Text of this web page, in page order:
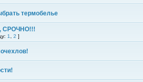
термобелье
СРОЧНО!!!
1 2 ]